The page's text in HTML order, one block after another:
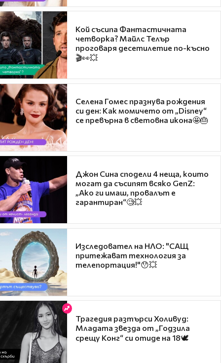
Кой съсипа Фантастичната
четворка? Майлс Телър
проговаря десетилетие по-късно
🎬👀💥
Селена Гомес празнува рождения
си ден: Как момичето от „Disney“
се превърна в световна икона🤩🎂
Джон Сина сподели 4 неща, които
могат да съсипят всяко GenZ:
„Ако ги имаш, провалът е
гарантиран“🧐💥
Изследовател на НЛО: "САЩ
притежават технология за
телепортация!"😯💥
Трагедия разтърси Холивуд:
Младата звезда от „Годзила
срещу Конг“ си отиде на 18🕊️